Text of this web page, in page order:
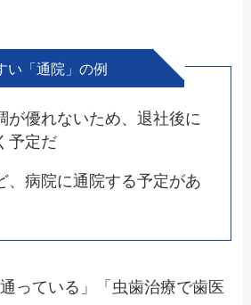
い「通院」の例
が優れないため、退社後に
予定だ
、病院に通院する予定があ
っている」「虫歯治療で歯医